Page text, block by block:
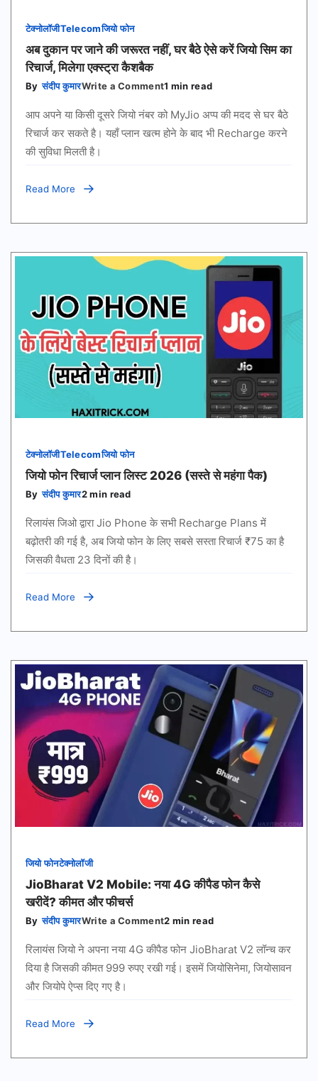
टेक्नोलॉजीTelecomजियो फोन
अब दुकान पर जाने की जरूरत नहीं, घर बैठे ऐसे करें जियो सिम का
रिचार्ज, मिलेगा एक्स्ट्रा कैशबैक
By संदीप कुमारWrite a Commenton
दुकान
पर
जाने
जियो
रिचार्ज,
मिलेगा
1 min read
आप अपने या किसी दूसरे जियो नंबर को MyJio अप्प की मदद से घर बैठे
रिचार्ज कर सकते है। यहाँ प्लान खत्म होने के बाद भी Recharge करने
की सुविधा मिलती है।
Read More
टेक्नोलॉजीTelecomजियो फोन
जियो फोन रिचार्ज प्लान लिस्ट 2026 (सस्ते से महंगा पैक)
By संदीप कुमार2 min read
रिलायंस जिओ द्वारा Jio Phone के सभी Recharge Plans में
बढ़ोतरी की गई है, अब जियो फोन के लिए सबसे सस्ता रिचार्ज ₹75 का है
जिसकी वैधता 23 दिनों की है।
Read More
जियो फोनटेक्नोलॉजी
JioBharat V2 Mobile: नया 4G कीपैड फोन कैसे
खरीदें? कीमत और फीचर्स
By संदीप कुमारWrite a Commenton
V2
Mobile:
नया
4G
फीचर्स
2 min read
रिलायंस जियो ने अपना नया 4G कीपैड फोन JioBharat V2 लॉन्च कर
दिया है जिसकी कीमत 999 रुपए रखी गई। इसमें जियोसिनेमा, जियोसावन
और जियोपे ऐप्स दिए गए है।
Read More